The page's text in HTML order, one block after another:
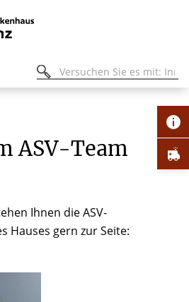
ASV-Team
Ihnen die ASV-
Hauses gern zur Seite: